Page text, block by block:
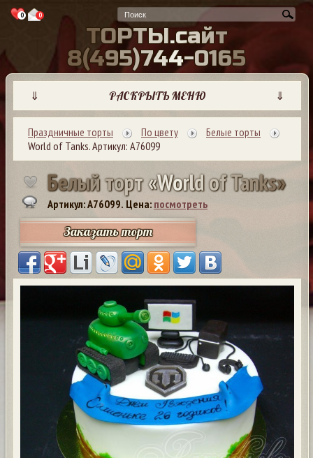
0 0
ТОРТЫ.сайт
8(495)744-0165
⇓ РАСКРЫТЬ МЕНЮ ⇓
Праздничные торты По цвету
Белые торты
World of Tanks. Артикул: А76099
Белыйторт«WorldofTanks»
Артикул: A76099. Цена: посмотреть
Заказать торт